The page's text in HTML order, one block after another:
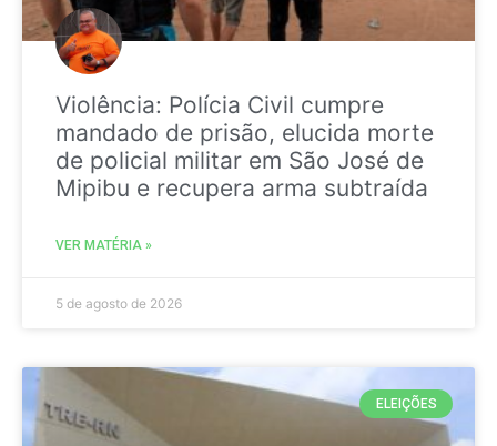
Violência: Polícia Civil cumpre
mandado de prisão, elucida morte
de policial militar em São José de
Mipibu e recupera arma subtraída
VER MATÉRIA »
5 de agosto de 2026
ELEIÇÕES